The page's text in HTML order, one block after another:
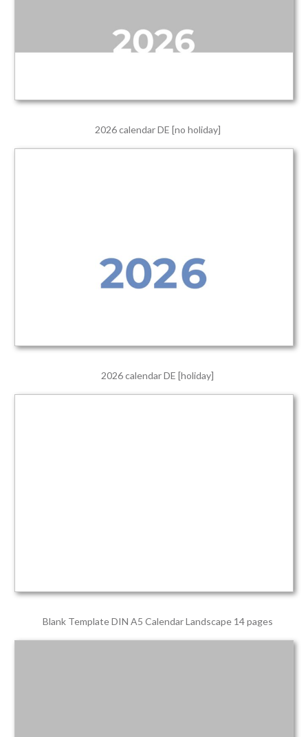
2026 calendar DE [no holiday]
2026 calendar DE [holiday]
Blank Template DIN A5 Calendar Landscape 14 pages